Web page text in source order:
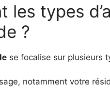
les types
?
se focalise sur plusieurs
notamment votre